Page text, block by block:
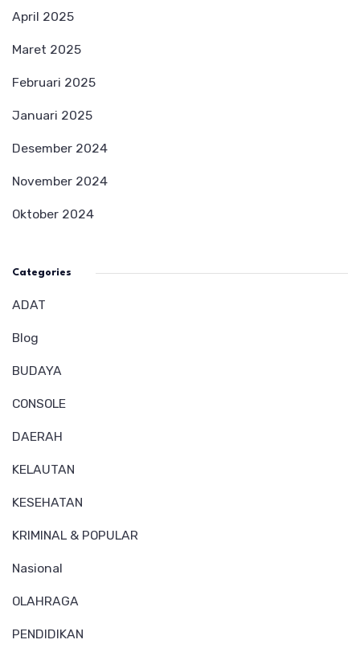
April 2025
Maret 2025
Februari 2025
Januari 2025
Desember 2024
November 2024
Oktober 2024
Categories
ADAT
Blog
BUDAYA
CONSOLE
DAERAH
KELAUTAN
KESEHATAN
KRIMINAL & POPULAR
Nasional
OLAHRAGA
PENDIDIKAN